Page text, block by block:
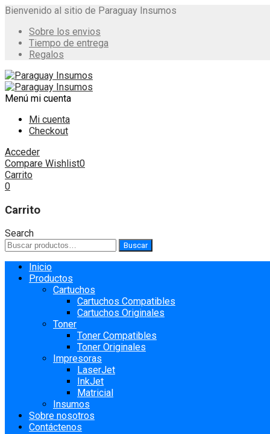
Bienvenido al sitio de Paraguay Insumos
Sobre los envios
Tiempo de entrega
Regalos
Menú mi cuenta
Mi cuenta
Checkout
Acceder
Compare Wishlist0
Carrito
0
Carrito
Search
Buscar
por:
Buscar
Skip
Inicio
Productos
Cartuchos
Cartuchos Compatibles
Cartuchos Originales
Toner
Toner Compatibles
Toner Originales
Impresoras
LaserJet
InkJet
Matricial
Insumos
Sobre nosotros
Contáctenos